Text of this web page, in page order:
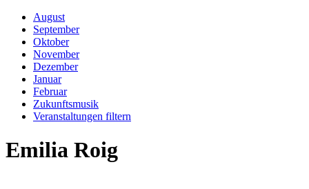
August
September
Oktober
November
Dezember
Januar
Februar
Zukunftsmusik
Veranstaltungen filtern
Emilia Roig